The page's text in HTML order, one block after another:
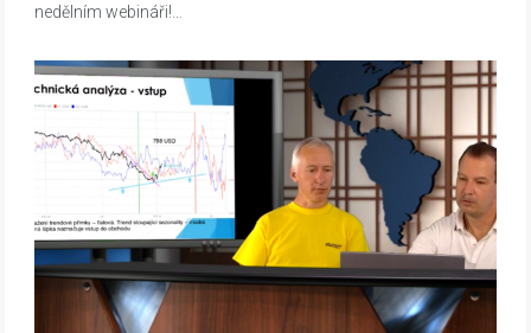
nedělním webináři!…